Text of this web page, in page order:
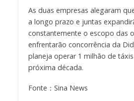
As duas empresas alegaram
a longo prazo e juntas
constantemente o escopo das
enfrentarão concorrência da
planeja operar 1 milhão de
próxima década.
Fonte：Sina News